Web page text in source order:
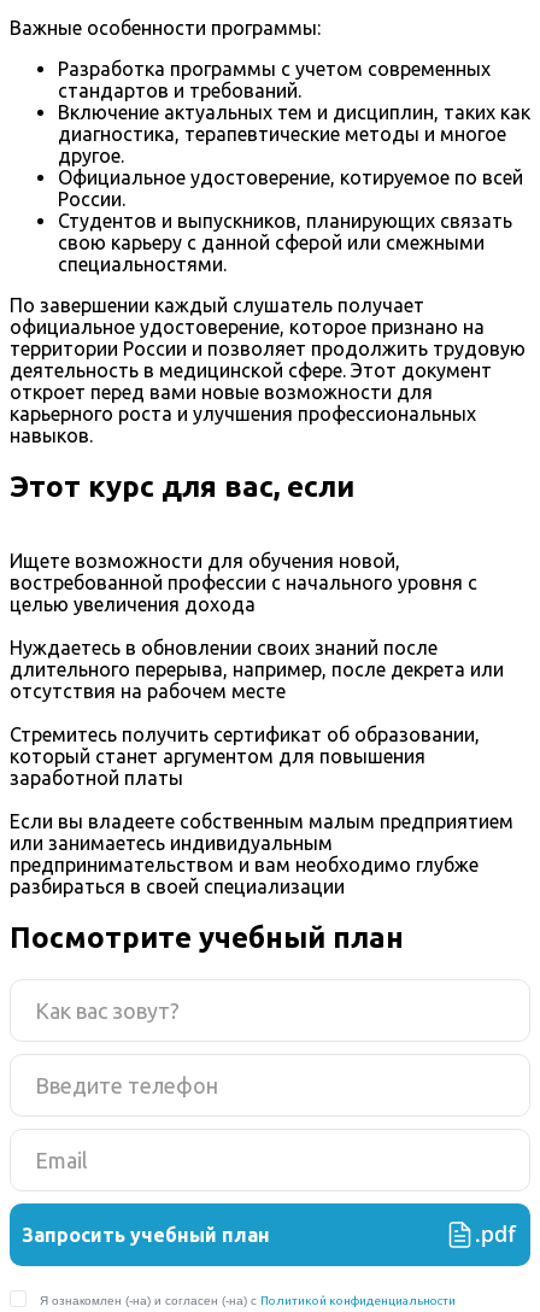
Важные особенности программы:
Разработка программы с учетом современных
стандартов и требований.
Включение актуальных тем и дисциплин, таких как
диагностика, терапевтические методы и многое
другое.
Официальное удостоверение, котируемое по всей
России.
Студентов и выпускников, планирующих связать
свою карьеру с данной сферой или смежными
специальностями.
По завершении каждый слушатель получает
официальное удостоверение, которое признано на
территории России и позволяет продолжить трудовую
деятельность в медицинской сфере. Этот документ
откроет перед вами новые возможности для
карьерного роста и улучшения профессиональных
навыков.
Этот курс для вас, если
Ищете возможности для обучения новой,
востребованной профессии с начального уровня с
целью увеличения дохода
Нуждаетесь в обновлении своих знаний после
длительного перерыва, например, после декрета или
отсутствия на рабочем месте
Стремитесь получить сертификат об образовании,
который станет аргументом для повышения
заработной платы
Если вы владеете собственным малым предприятием
или занимаетесь индивидуальным
предпринимательством и вам необходимо глубже
разбираться в своей специализации
Посмотрите учебный план